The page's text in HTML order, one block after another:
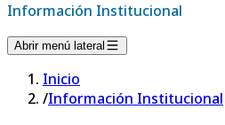
Información Institucional
Abrir menú lateral
Inicio
/Información Institucional